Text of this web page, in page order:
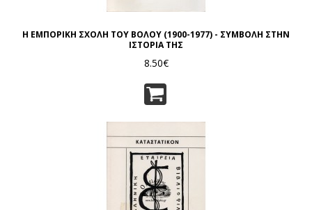
Η ΕΜΠΟΡΙΚΗ ΣΧΟΛΗ ΤΟΥ ΒΟΛΟΥ (1900-1977) - ΣΥΜΒΟΛΗ ΣΤΗΝ
ΙΣΤΟΡΙΑ ΤΗΣ
8.50€